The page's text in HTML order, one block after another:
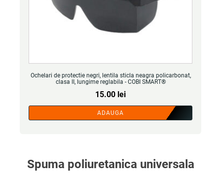
Ochelari de protectie negri, lentila sticla neagra policarbonat,
clasa II, lungime reglabila - COBI SMART®
15.00 lei
ADAUGA
Spuma poliuretanica universala